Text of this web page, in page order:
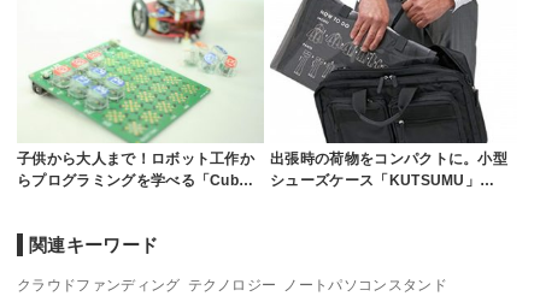
子供から大人まで！ロボット工作か
らプログラミングを学べる「Cub…
出張時の荷物をコンパクトに。小型
シューズケース「KUTSUMU」…
関連キーワード
クラウドファンディング テクノロジー
ノートパソコンスタンド